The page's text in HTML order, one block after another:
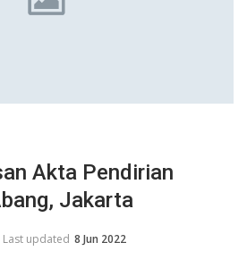
Akta Pendirian
Jakarta
Last updated 8 Jun 2022